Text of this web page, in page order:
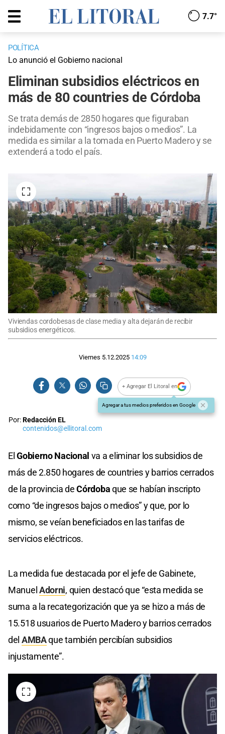
7.7°
POLÍTICA
Lo anunció el Gobierno nacional
Eliminan subsidios eléctricos en
más de 80 countries de Córdoba
Se trata demás de 2850 hogares que figuraban
indebidamente con “ingresos bajos o medios”. La
medida es similar a la tomada en Puerto Madero y se
extenderá a todo el país.
Viviendas cordobesas de clase media y alta dejarán de recibir
subsidios energéticos.
Viernes 5.12.2025 14:09
+ Agregar El Litoral en
Agregar a tus medios preferidos en Google
Por:Redacción EL
contenidos@ellitoral.com
ElGobierno Nacional va a eliminar los subsidios de
más de 2.850 hogares de countries y barrios cerrados
de la provincia deCórdobaque se habían inscripto
como “de ingresos bajos o medios” y que, por lo
mismo, se veían beneficiados en las tarifas de
servicios eléctricos.
La medida fue destacada por el jefe de Gabinete,
ManuelAdorni, quien destacó que “esta medida se
suma a la recategorización que ya se hizo a más de
15.518 usuarios de Puerto Madero y barrios cerrados
del AMBAque también percibían subsidios
injustamente”.